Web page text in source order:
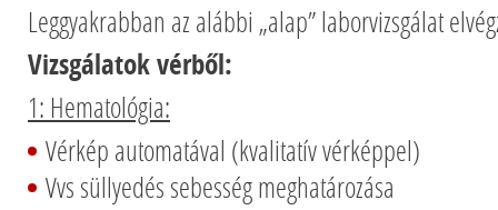
Leggyakrabban az alábbi „alap” laborvizsgálat
Vizsgálatok vérből:
1: Hematológia:
Vérkép automatával (kvalitatív vérképpel)
Vvs süllyedés sebesség meghatározása